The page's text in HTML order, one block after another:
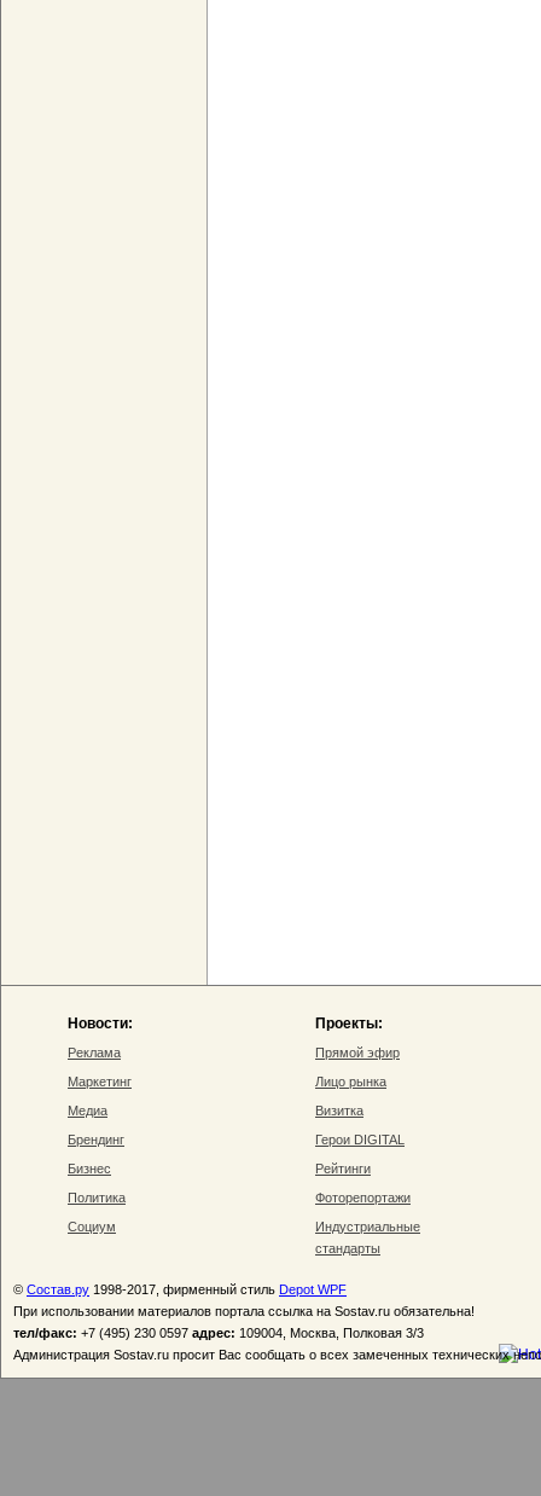
Новости:
Реклама
Маркетинг
Медиа
Брендинг
Бизнес
Политика
Социум
Проекты:
Прямой эфир
Лицо рынка
Визитка
Герои DIGITAL
Рейтинги
Фоторепортажи
Индустриальные
стандарты
© Состав.ру 1998-2017, фирменный стиль Depot WPF
При использовании материалов портала ссылка на Sostav.ru обязательна!
тел/факс: +7 (495) 230 0597 адрес: 109004, Москва, Полковая 3/3
Администрация Sostav.ru просит Вас сообщать о всех замеченных технических